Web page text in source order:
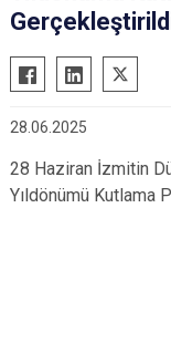
Gölcük
Karamürsel
28.06.2025
28 Haziran İzmitin
Yıldönümü Kutlama